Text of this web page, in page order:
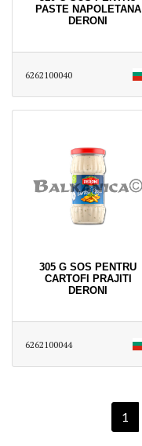
PASTE NAPOLETANA
DERONI
6262100040
305 G SOS PENTRU
CARTOFI PRAJITI
DERONI
6262100044
1